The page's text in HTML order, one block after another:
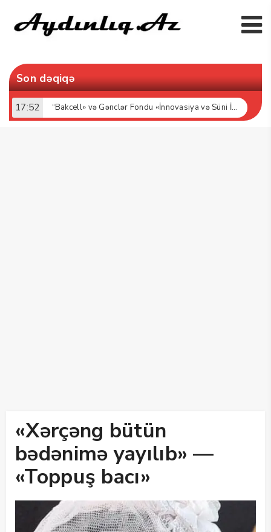
Son dəqiqə
17:52 “Bakcell» və Gənclər Fondu «İnnovasiya və Süni İntellekt» üzrə təqaüd proqramının qalibləri ilə görüş keçirib
«Xərçəng bütün
bədənimə yayılıb» —
«Toppuş bacı»